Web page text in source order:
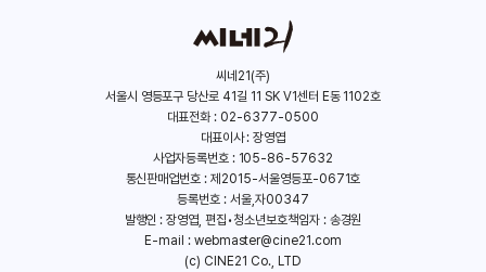
씨네21(주)
서울시 영등포구 당산로 41길 11 SK V1센터 E동 1102호
대표전화 : 02-6377-0500
대표이사 : 장영엽
사업자등록번호 : 105-86-57632
통신판매업번호 : 제2015-서울영등포-0671호
등록번호 : 서울,자00347
발행인 : 장영엽, 편집•청소년보호책임자 : 송경원
E-mail : webmaster@cine21.com
(c) CINE21 Co., LTD